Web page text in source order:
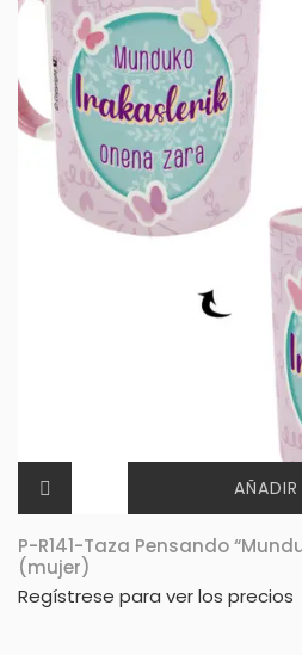
P-R141-Taza Pensando
(mujer)
Regístrese para ver los precios